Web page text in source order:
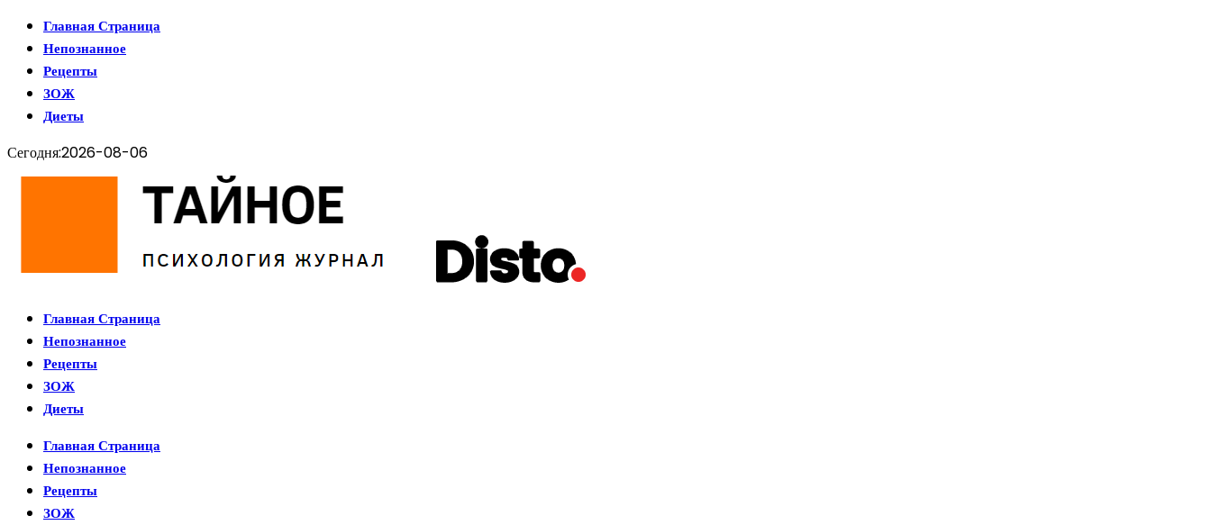
Главная Страница
Непознанное
Рецепты
ЗОЖ
Диеты
Сегодня:2026-08-06
Главная Страница
Непознанное
Рецепты
ЗОЖ
Диеты
Главная Страница
Непознанное
Рецепты
ЗОЖ